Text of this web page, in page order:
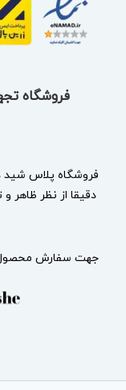
فروشگاه
فروشگاه پلاس شید
دقیقا از نظر
جهت سفارش محصول بصورت عمده